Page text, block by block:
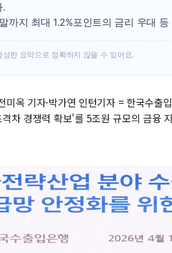
.
까지 최대 1.2%포인트의 금리 우대
성한 요약으로 정확하지 않을 수 있어요.
미옥 기자·박가연 인턴기자 = 한국수출
차 경쟁력 확보'를 5조원 규모의 금융